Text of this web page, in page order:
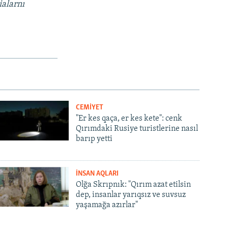
CEMİYET
"Er kes qaça, er kes kete": cenk
Qırımdaki Rusiye turistlerine nasıl
barıp yetti
İNSAN AQLARI
Olğa Skrıpnık: "Qırım azat etilsin
dep, insanlar yarıqsız ve suvsuz
yaşamağa azırlar"